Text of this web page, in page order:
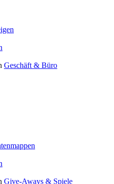
Geschäft & Büro
Give-Aways & Spiele